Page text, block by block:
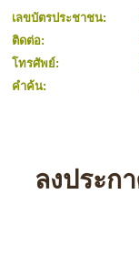
เลขบัตรประชาชน:
ติดต่อ:
โทรศัพย์:
คำค้น:
ลงประก